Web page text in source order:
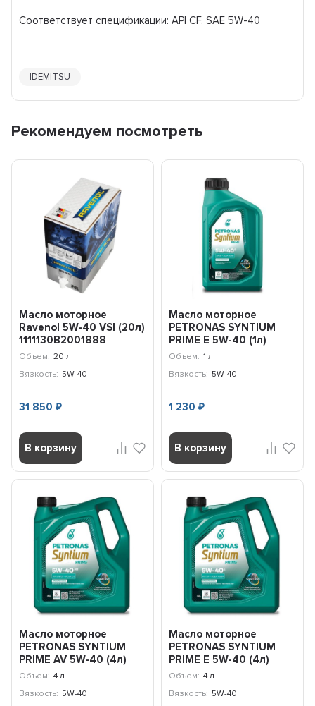
Соответствует спецификации: API CF, SAE 5W-40
IDEMITSU
Рекомендуем посмотреть
Масло моторное
Ravenol 5W-40 VSI (20л)
1111130B2001888
Объем: 20 л
Вязкость: 5W-40
31 850₽
В корзину
Масло моторное
PETRONAS SYNTIUM
PRIME E 5W-40 (1л)
71243E18EU
Объем: 1 л
Вязкость: 5W-40
1 230 ₽
В корзину
Масло моторное
PETRONAS SYNTIUM
PRIME AV 5W-40 (4л)
71242K1YEU
Объем: 4 л
Вязкость: 5W-40
Масло моторное
PETRONAS SYNTIUM
PRIME E 5W-40 (4л)
71243K1YEU
Объем: 4 л
Вязкость: 5W-40